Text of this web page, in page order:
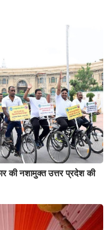
की नशामुक्त उत्तर प्रदेश की